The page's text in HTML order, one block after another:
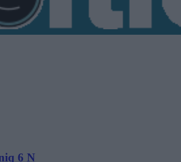
6 N